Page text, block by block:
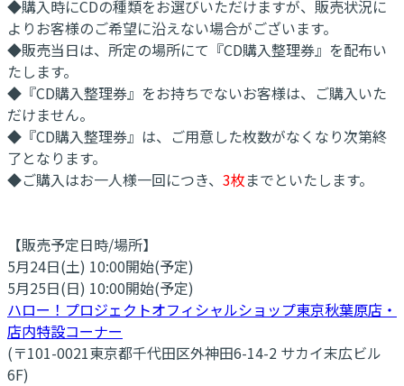
◆購入時にCDの種類をお選びいただけますが、販売状況に
よりお客様のご希望に沿えない場合がございます。
◆販売当日は、所定の場所にて『CD購入整理券』を配布い
たします。
◆『CD購入整理券』をお持ちでないお客様は、ご購入いた
だけません。
◆『CD購入整理券』は、ご用意した枚数がなくなり次第終
了となります。
◆ご購入はお一人様一回につき、 3枚までといたします。
【販売予定日時/場所】
5月24日(土) 10:00開始(予定)
5月25日(日) 10:00開始(予定)
ハロー！プロジェクトオフィシャルショップ東京秋葉原店・
店内特設コーナー
(〒101-0021東京都千代田区外神田6-14-2 サカイ末広ビル
6F)